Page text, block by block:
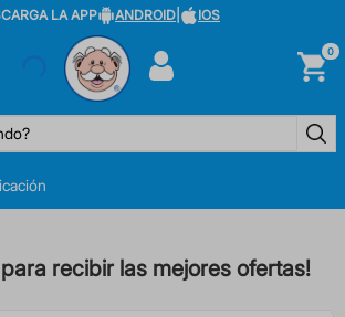
LA APP ANDROID IOS
0
recibir las mejores ofertas!